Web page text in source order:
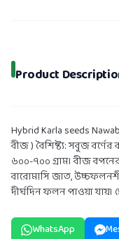
Product
Hybrid Karla seeds
বীজ ) বৈশিষ্ট্য: সবুজ
৬০০-৭০০ গ্রাম। বীজ
বারোমাসি জাত,
দীর্ঘদিন ফলন পাওয়া যায়।
WhatsApp